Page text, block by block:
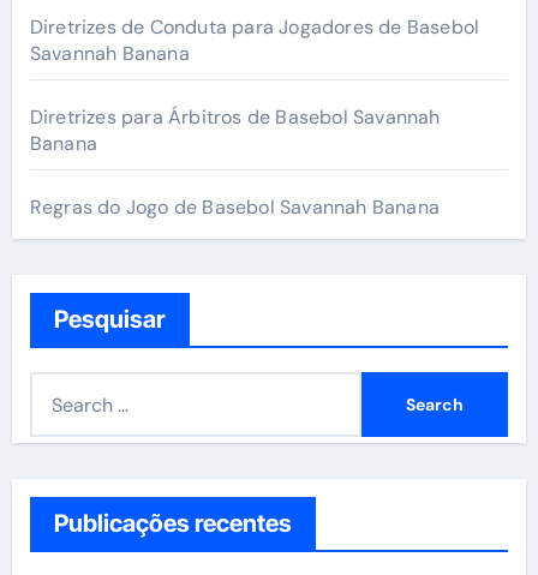
Diretrizes de Conduta para Jogadores de Basebol
Savannah Banana
Diretrizes para Árbitros de Basebol Savannah
Banana
Regras do Jogo de Basebol Savannah Banana
Pesquisar
h
Publicações recentes